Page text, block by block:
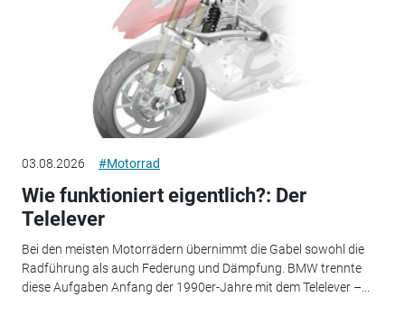
03.08.2026 #Motorrad
Wie funktioniert eigentlich?: Der
Telelever
Bei den meisten Motorrädern übernimmt die Gabel sowohl die
Radführung als auch Federung und Dämpfung. BMW trennte
diese Aufgaben Anfang der 1990er-Jahre mit dem Telelever –...